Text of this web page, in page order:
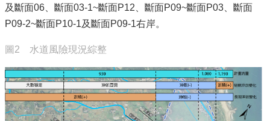
及斷面06、斷面03-1~斷面P12、斷面P09~斷面P03、斷面
P09-2~斷面P10-1及斷面P09-1右岸。
圖2 水道風險現況綜整